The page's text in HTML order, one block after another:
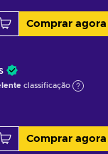
Comprar agora
classificação
Comprar agora